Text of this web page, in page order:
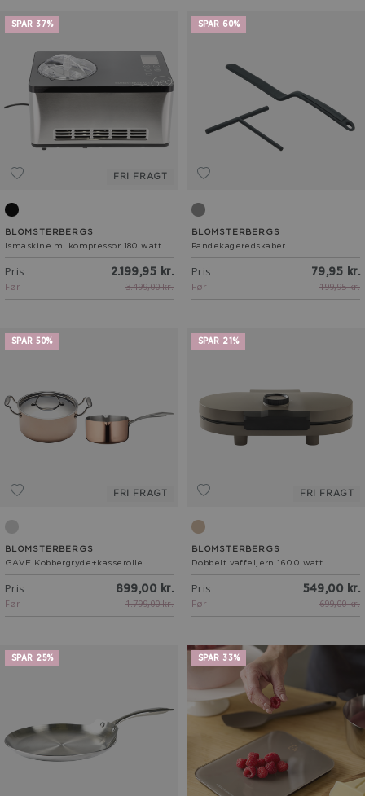
SPAR 37%
FRI FRAGT
Sort/Stål
BLOMSTERBERGS
Ismaskine m. kompressor 180 watt
Pris
2.199,95 kr.
Før
3.499,00 kr.
SPAR 60%
Antracitgrå
BLOMSTERBERGS
Pandekageredskaber
Pris
79,95 kr.
Før
199,95 kr.
SPAR 50%
FRI FRAGT
Kobber
BLOMSTERBERGS
GAVE Kobbergryde+kasserolle
Pris
899,00 kr.
Før
1.799,00 kr.
SPAR 21%
FRI FRAGT
Latte
BLOMSTERBERGS
Dobbelt vaffeljern 1600 watt
Pris
549,00 kr.
Før
699,00 kr.
SPAR 25% SPAR 33%